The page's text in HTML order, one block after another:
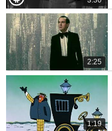
2:25
1:19